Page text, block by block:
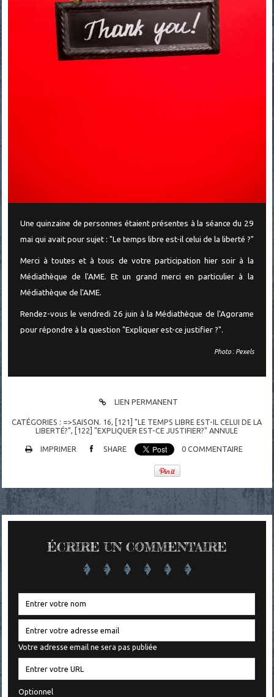
Une quinzaine de personnes étaient présentes à la séance du 29
mai qui avait pour sujet : "Le temps libre est-il celui de la liberté ?"
Merci à toutes et à tous de votre participation hier soir à la
Médiathèque de l'AME. Et un grand merci en particulier à la
Médiathèque de l'AME.
Rendez-vous le vendredi 26 juin à la Médiathèque de l'Agorame
pour répondre à la question "Expliquer est-ce justifier ?".
Photo : Pexels
LIEN PERMANENT
CATÉGORIES : =>SAISON. 16, [121] "LE TEMPS LIBRE EST-IL CELUI DE LA
LIBERTÉ?", [122] "EXPLIQUER EST-CE JUSTIFIER?" ANNULE
IMPRIMER SHARE 0 COMMENTAIRE
ÉCRIRE UN COMMENTAIRE
Votre adresse email ne sera pas publiée
Optionnel